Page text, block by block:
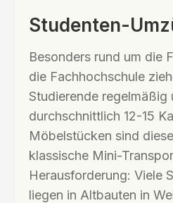
Studenten-
Besonders rund um die
die Fachhochschule
Studierende regelmäßig
durchschnittlich 12-15
Möbelstücken sind
klassische Mini-
Herausforderung: Viele
liegen in Altbauten in